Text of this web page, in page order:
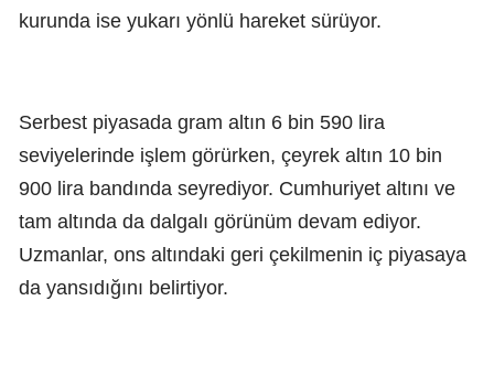
kurunda ise yukarı yönlü hareket sürüyor.
Serbest piyasada gram altın 6 bin 590 lira
seviyelerinde işlem görürken, çeyrek altın 10 bin
900 lira bandında seyrediyor. Cumhuriyet altını ve
tam altında da dalgalı görünüm devam ediyor.
Uzmanlar, ons altındaki geri çekilmenin iç piyasaya
da yansıdığını belirtiyor.